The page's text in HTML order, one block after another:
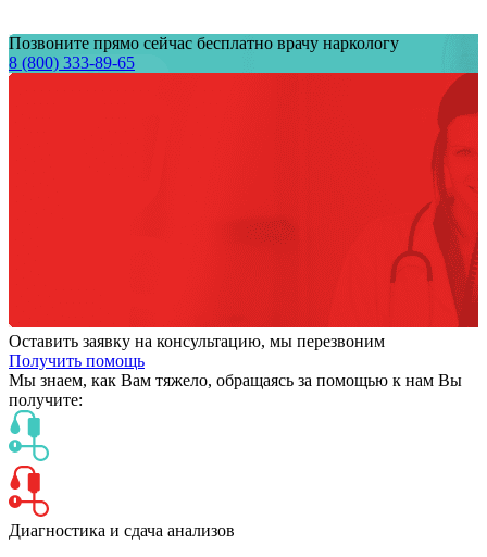
Позвоните прямо сейчас бесплатно врачу наркологу
8 (800) 333-89-65
Оставить заявку на консультацию, мы перезвоним
Получить помощь
Мы знаем, как Вам тяжело, обращаясь за помощью к нам Вы
получите:
Диагностика и сдача анализов